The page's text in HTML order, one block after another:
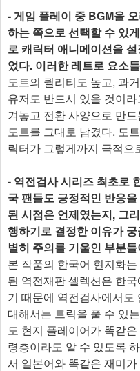
- 게임 플레이 중 BGM을
하는 쪽으로 선택할 수 있
로 캐릭터 애니메이션을
었다. 이러한 레트로 요소
도트의 퀄리티도 높고, 과
유저도 반드시 있을 것이
겨놓고 전환 사양으로 만
도트를 그대로 남겼다. 도
릭터가 그렇게까지 극적으
- 역전검사 시리즈 최초로
국 팬들도 긍정적인 반응
된 시점은 언제였는지, 그
행하기로 결정한 이유가
별히 주의를 기울인 부분
본 작품의 한국어 현지화
된 역전재판 셀렉션은 한
기 때문에 역전검사에서도
대해서는 트릭을 풀 수 있
도 현지 플레이어가 똑같
령층이라도 알 수 있도록
서 일본어와 똑같은 재미